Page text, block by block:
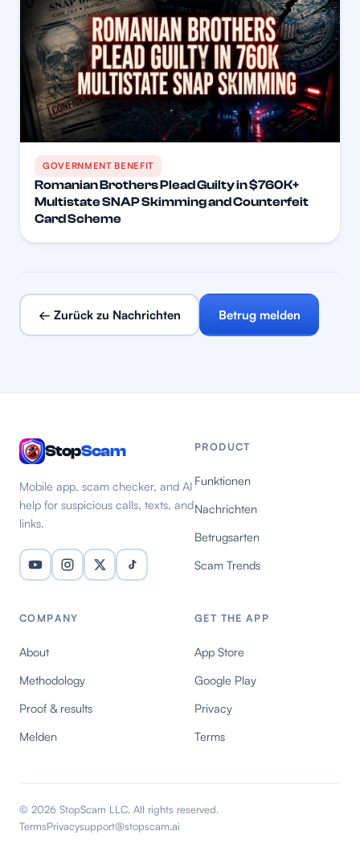
GOVERNMENT BENEFIT
Romanian Brothers Plead Guilty in $760K+
Multistate SNAP Skimming and Counterfeit
Card Scheme
← Zurück zu Nachrichten Betrug melden
StopScam
Mobile app, scam checker, and AI
help for suspicious calls, texts, and
links.
PRODUCT
Funktionen
Nachrichten
Betrugsarten
Scam Trends
COMPANY
About
Methodology
Proof & results
Melden
GET THE APP
App Store
Google Play
Privacy
Terms
© 2026 StopScam LLC. All rights reserved.
TermsPrivacysupport@stopscam.ai